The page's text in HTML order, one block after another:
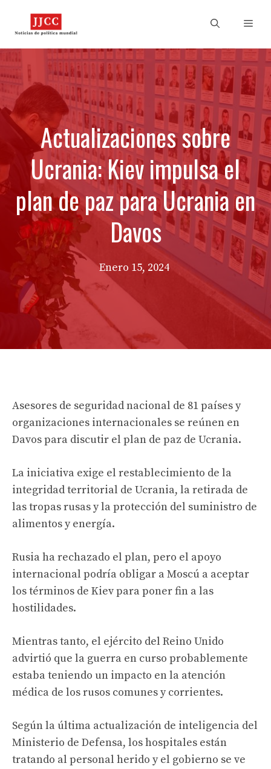
Actualizaciones sobre
Ucrania: Kiev impulsa el
plan de paz para Ucrania en
Davos
Enero 15, 2024
Asesores de seguridad nacional de 81 países y
organizaciones internacionales se reúnen en
Davos para discutir el plan de paz de Ucrania.
La iniciativa exige el restablecimiento de la
integridad territorial de Ucrania, la retirada de
las tropas rusas y la protección del suministro de
alimentos y energía.
Rusia ha rechazado el plan, pero el apoyo
internacional podría obligar a Moscú a aceptar
los términos de Kiev para poner fin a las
hostilidades.
Mientras tanto, el ejército del Reino Unido
advirtió que la guerra en curso probablemente
estaba teniendo un impacto en la atención
médica de los rusos comunes y corrientes.
Según la última actualización de inteligencia del
Ministerio de Defensa, los hospitales están
tratando al personal herido y el gobierno se ve